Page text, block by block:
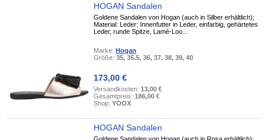
HOGAN Sandalen
Goldene Sandalen von Hogan (auch in Silber erhältlich);
Material: Leder; Innenfutter in Leder, einfarbig, gehärtetes
Leder, runde Spitze, Lamé-Loo...
Marke:Hogan
Größe:35, 35.5, 36, 37, 38, 39, 40
173,00 €
Versandkosten:13,00 €
Gesamtpreis:186,00 €
Shop:YOOX
HOGAN Sandalen